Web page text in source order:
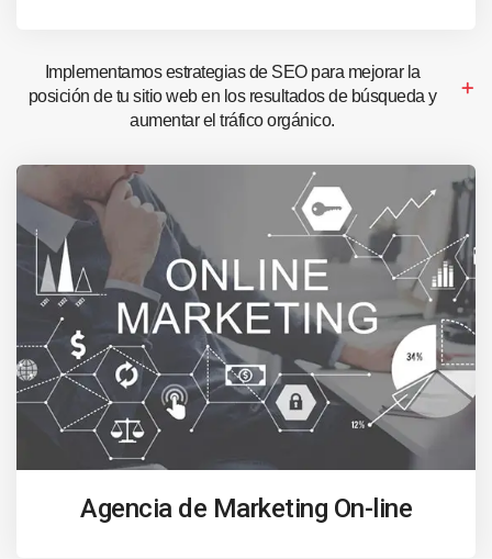
Implementamos estrategias de SEO para mejorar la
posición de tu sitio web en los resultados de búsqueda y
aumentar el tráfico orgánico.
Agencia de Marketing On-line